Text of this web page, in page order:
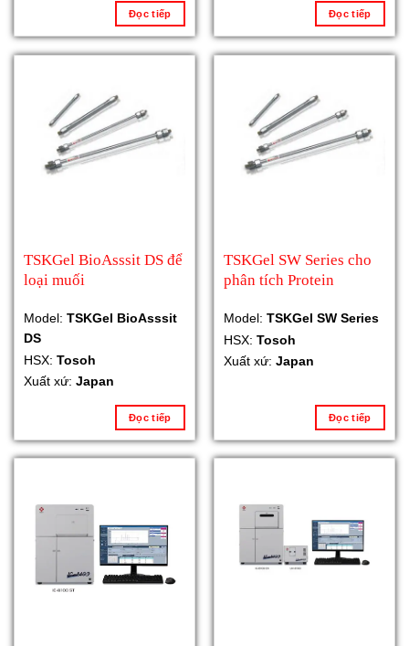
Đọc tiếp Đọc tiếp
TSKGel BioAsssit DS để
loại muối
Model: TSKGel BioAsssit
DS
HSX: Tosoh
Xuất xứ: Japan
Đọc tiếp
TSKGel SW Series cho
phân tích Protein
Model: TSKGel SW Series
HSX: Tosoh
Xuất xứ: Japan
Đọc tiếp